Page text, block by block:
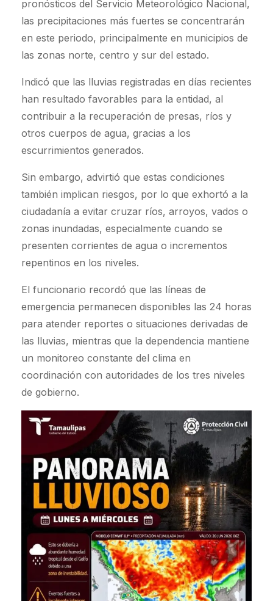
pronósticos del Servicio Meteorológico Nacional,
las precipitaciones más fuertes se concentrarán
en este periodo, principalmente en municipios de
las zonas norte, centro y sur del estado.
Indicó que las lluvias registradas en días recientes
han resultado favorables para la entidad, al
contribuir a la recuperación de presas, ríos y
otros cuerpos de agua, gracias a los
escurrimientos generados.
Sin embargo, advirtió que estas condiciones
también implican riesgos, por lo que exhortó a la
ciudadanía a evitar cruzar ríos, arroyos, vados o
zonas inundadas, especialmente cuando se
presenten corrientes de agua o incrementos
repentinos en los niveles.
El funcionario recordó que las líneas de
emergencia permanecen disponibles las 24 horas
para atender reportes o situaciones derivadas de
las lluvias, mientras que la dependencia mantiene
un monitoreo constante del clima en
coordinación con autoridades de los tres niveles
de gobierno.